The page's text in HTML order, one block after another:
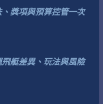
獎項與預算控管一次
艇差異、玩法與風險